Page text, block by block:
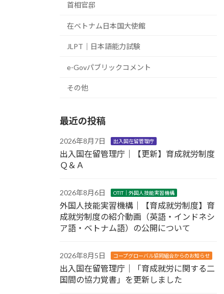
首相官邸
在ベトナム日本国大使館
JLPT｜日本語能力試験
e-Govパブリックコメント
その他
最近の投稿
2026年8月7日 出入国在留管理庁
出入国在留管理庁｜【更新】育成就労制度
Ｑ＆Ａ
2026年8月6日 OTIT｜外国人技能実習機構
外国人技能実習機構｜【育成就労制度】育
成就労制度の紹介動画（英語・インドネシ
ア語・ベトナム語）の公開について
2026年8月5日 コープグローバル協同組合からのお知らせ
出入国在留管理庁｜「育成就労に関する二
国間の協力覚書」を更新しました